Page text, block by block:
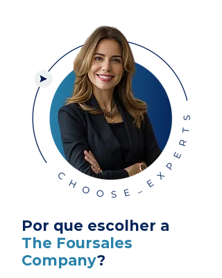
Por que escolher a
The Foursales
Company?